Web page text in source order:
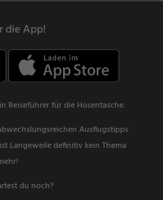
die App!
Reiseführer für die Hosentasche.
Ausflugstipps
Langeweile definitiv kein Thema
du noch?